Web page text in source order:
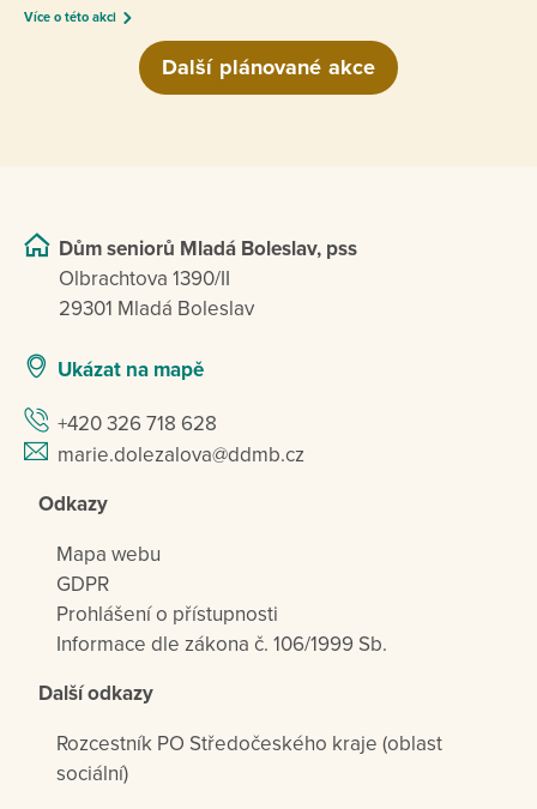
Více o této akci
Další plánované akce
Dům seniorů Mladá Boleslav, pss
Olbrachtova 1390/II
29301 Mladá Boleslav
Ukázat na mapě
+420 326 718 628
marie.dolezalova@ddmb.cz
Odkazy
Mapa webu
GDPR
Prohlášení o přístupnosti
Informace dle zákona č. 106/1999 Sb.
Další odkazy
Rozcestník PO Středočeského kraje (oblast
sociální)